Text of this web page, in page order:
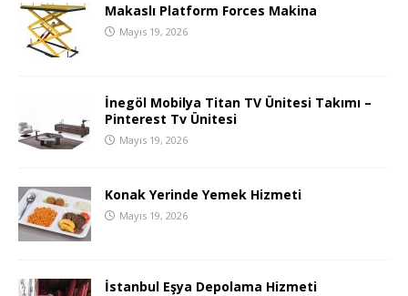
Makaslı Platform Forces Makina
Mayıs 19, 2026
İnegöl Mobilya Titan TV Ünitesi Takımı –
Pinterest Tv Ünitesi
Mayıs 19, 2026
Konak Yerinde Yemek Hizmeti
Mayıs 19, 2026
İstanbul Eşya Depolama Hizmeti